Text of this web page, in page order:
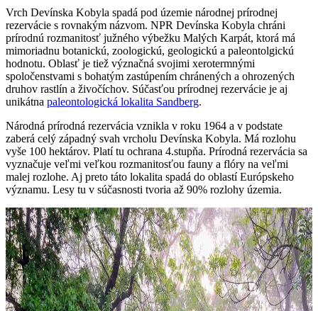
Vrch Devínska Kobyla spadá pod územie národnej prírodnej
rezervácie s rovnakým názvom. NPR Devínska Kobyla chráni
prírodnú rozmanitosť južného výbežku Malých Karpát, ktorá má
mimoriadnu botanickú, zoologickú, geologickú a paleontolgickú
hodnotu. Oblasť je tiež význačná svojimi xerotermnými
spoločenstvami s bohatým zastúpením chránených a ohrozených
druhov rastlín a živočíchov. Súčasťou prírodnej rezervácie je aj
unikátna paleontologická lokalita Sandberg.
Národná prírodná rezervácia vznikla v roku 1964 a v podstate
zaberá celý západný svah vrcholu Devínska Kobyla. Má rozlohu
vyše 100 hektárov. Platí tu ochrana 4.stupňa. Prírodná rezervácia sa
vyznačuje veľmi veľkou rozmanitosťou fauny a flóry na veľmi
malej rozlohe. Aj preto táto lokalita spadá do oblastí Európskeho
významu. Lesy tu v súčasnosti tvoria až 90% rozlohy územia.